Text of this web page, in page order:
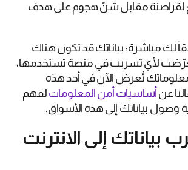
لقراصنة مقابل شنّ هجوم على هدف
لك مباشرة: بياناتك قد تكون هناك
لأي تسريب في منصة تستخدمها،
تُعرض الآن في أحد هذه
عن أساسيات أمن المعلومات لفهم
وصول بياناتك إلى هذه الأسواق.
إلى الانترنت